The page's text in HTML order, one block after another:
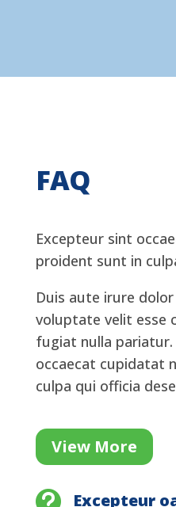
FAQ
Excepteur sint
proident sunt in
Duis aute irure
voluptate velit esse
fugiat nulla
occaecat cupidatat
culpa qui officia
View More
 Excepteur